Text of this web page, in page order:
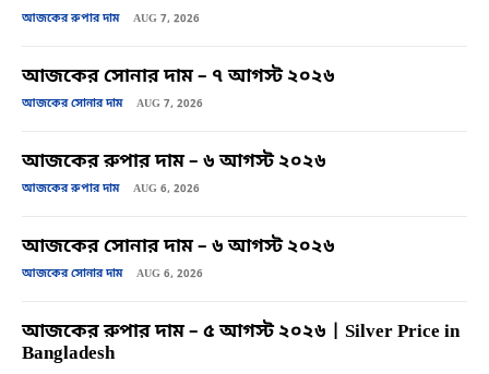
আজকের রুপার দাম AUG 7, 2026
আজকের সোনার দাম – ৭ আগস্ট ২০২৬
আজকের সোনার দাম AUG 7, 2026
আজকের রুপার দাম – ৬ আগস্ট ২০২৬
আজকের রুপার দাম AUG 6, 2026
আজকের সোনার দাম – ৬ আগস্ট ২০২৬
আজকের সোনার দাম AUG 6, 2026
আজকের রুপার দাম – ৫ আগস্ট ২০২৬ | Silver Price in
Bangladesh